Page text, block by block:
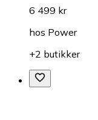
6 499 kr
hos Power
+2 butikker